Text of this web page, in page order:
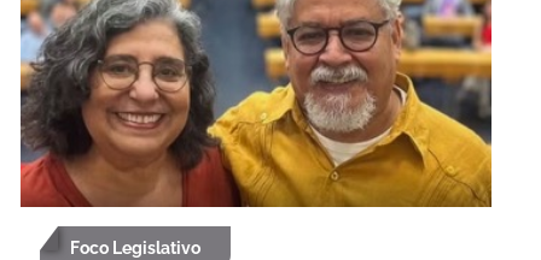
Foco Legislativo